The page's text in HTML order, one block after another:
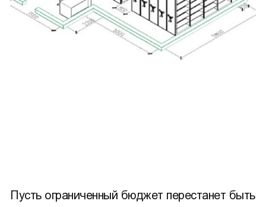
Пусть ограниченный бюджет перестанет быть